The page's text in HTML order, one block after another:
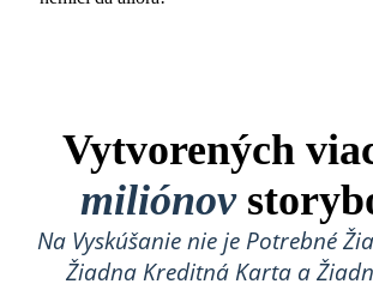
Vytvorených
miliónov
Na Vyskúšanie nie je Potrebné
Žiadna Kreditná Karta a